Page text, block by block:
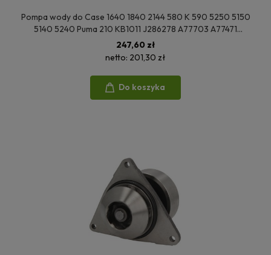
Pompa wody do Case 1640 1840 2144 580 K 590 5250 5150
5140 5240 Puma 210 KB1011 J286278 A77703 A77471
3927015 3286278 3285414 08003EC
247,60 zł
netto: 201,30 zł
Do koszyka